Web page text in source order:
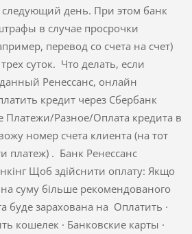
следующий день. При этом банк
в случае просрочки
перевод со счета на счет)
суток. Что делать, если
Ренессанс, онлайн
кредит через Сбербанк
Платежи/Разное/Оплата кредита в
номер счета клиента (на тот
платеж) . Банк Ренессанс
Щоб здійснити оплату: Якщо
суму більше рекомендованого
буде зарахована на Оплатить ·
кошелек · Банковские карты ·